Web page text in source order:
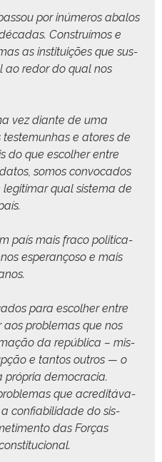
por inúmeros aba­los
Con­struí­mos e
as insti­tu­ições que sus­
ao redor do qual nos
vez diante de uma
e atores de
do que escol­her entre
somos con­vo­ca­dos
qual sis­tema de
país mais fra­co politi­ca­
esper­ançoso e mais
para escol­her entre
prob­le­mas que nos
da repúbli­ca – mis­
e tan­tos out­ros — o
democ­ra­cia.
que acred­itá­va­
a con­fi­a­bil­i­dade do sis­
das Forças